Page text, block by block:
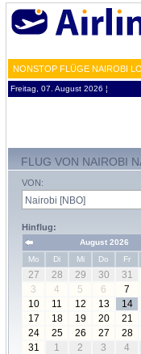
NONSTOP FLÜGE NAIROBI
Freitag, 07. August 2026 ¦
FLUG VON NAIROBI
VON:
Hinflug:
August 2026
Mo
Di Mi Do Fr
27 28 29 30 31
3
4 5 6 7
10
11 12 13 14
17
18 19 20 21
24
25 26 27 28
31
1 2 3 4